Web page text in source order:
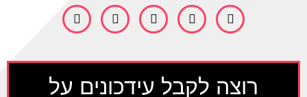
רוצה לקבל עידכונים על